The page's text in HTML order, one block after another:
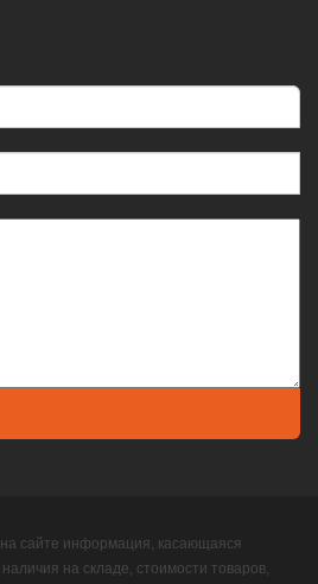
сайте информация, касающаяся
на складе, стоимости товаров,